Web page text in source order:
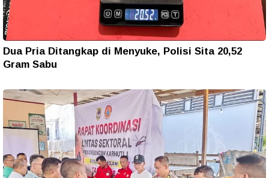
Dua Pria Ditangkap di Menyuke, Polisi Sita 20,52
Gram Sabu